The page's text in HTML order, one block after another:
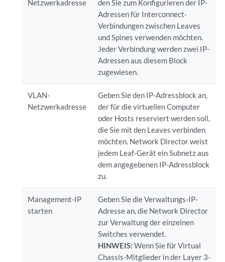
Netzwerkadresse
den Sie zum Konfigurieren der IP-
Adressen für Interconnect-
Verbindungen zwischen Leaves
und Spines verwenden möchten.
Jeder Verbindung werden zwei IP-
Adressen aus diesem Block
zugewiesen.
VLAN-
Netzwerkadresse
Geben Sie den IP-Adressblock an,
der für die virtuellen Computer
oder Hosts reserviert werden soll,
die Sie mit den Leaves verbinden
möchten. Network Director weist
jedem Leaf-Gerät ein Subnetz aus
dem angegebenen IP-Adressblock
zu.
Management-IP
starten
Geben Sie die Verwaltungs-IP-
Adresse an, die Network Director
zur Verwaltung der einzelnen
Switches verwendet.
HINWEIS: Wenn Sie für Virtual
Chassis-Mitglieder in der Layer 3-